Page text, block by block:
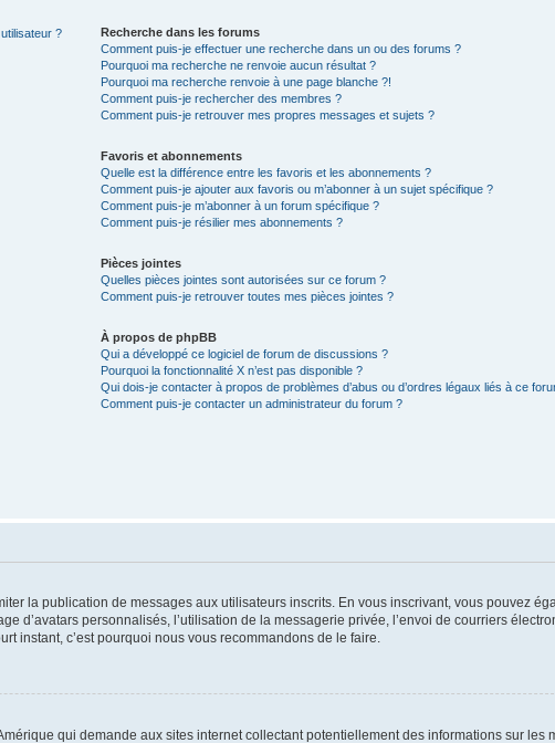
?
Recherche dans les forums
Comment puis-je effectuer une recherche dans un ou des forums ?
Pourquoi ma recherche ne renvoie aucun résultat ?
Pourquoi ma recherche renvoie à une page blanche ?!
Comment puis-je rechercher des membres ?
Comment puis-je retrouver mes propres messages et sujets ?
Favoris et abonnements
Quelle est la différence entre les favoris et les abonnements ?
Comment puis-je ajouter aux favoris ou m’abonner à un sujet spécifique ?
Comment puis-je m’abonner à un forum spécifique ?
Comment puis-je résilier mes abonnements ?
Pièces jointes
Quelles pièces jointes sont autorisées sur ce forum ?
Comment puis-je retrouver toutes mes pièces jointes ?
À propos de phpBB
Qui a développé ce logiciel de forum de discussions ?
Pourquoi la fonctionnalité X n’est pas disponible ?
Qui dois-je contacter à propos de problèmes d’abus ou d’ordres légaux liés à ce
Comment puis-je contacter un administrateur du forum ?
la publication de messages aux utilisateurs inscrits. En vous inscrivant, vous pouvez
d’avatars personnalisés, l’utilisation de la messagerie privée, l’envoi de courriers
instant, c’est pourquoi nous vous recommandons de le faire.
qui demande aux sites internet collectant potentiellement des informations sur les